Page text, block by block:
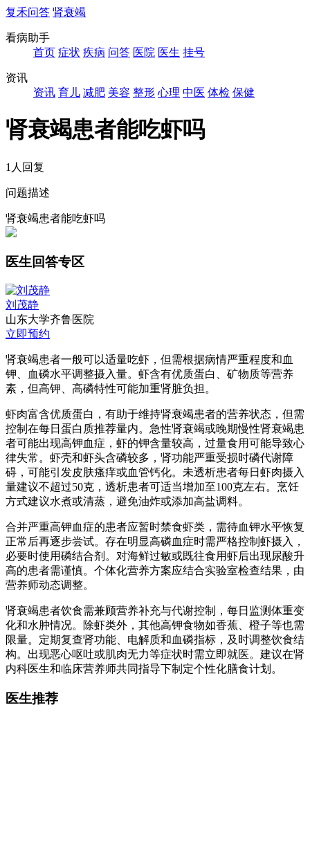
复禾问答 肾衰竭
看病助手
首页 症状 疾病 问答 医院 医生 挂号
资讯
资讯 育儿 减肥 美容 整形 心理 中医 体检 保健
肾衰竭患者能吃虾吗
1人回复
问题描述
肾衰竭患者能吃虾吗
医生回答专区
刘茂静
山东大学齐鲁医院
立即预约
肾衰竭患者一般可以适量吃虾，但需根据病情严重程度和血
钾、血磷水平调整摄入量。虾含有优质蛋白、矿物质等营养
素，但高钾、高磷特性可能加重肾脏负担。
虾肉富含优质蛋白，有助于维持肾衰竭患者的营养状态，但需
控制在每日蛋白质推荐量内。急性肾衰竭或晚期慢性肾衰竭患
者可能出现高钾血症，虾的钾含量较高，过量食用可能导致心
律失常。虾壳和虾头含磷较多，肾功能严重受损时磷代谢障
碍，可能引发皮肤瘙痒或血管钙化。未透析患者每日虾肉摄入
量建议不超过50克，透析患者可适当增加至100克左右。烹饪
方式建议水煮或清蒸，避免油炸或添加高盐调料。
合并严重高钾血症的患者应暂时禁食虾类，需待血钾水平恢复
正常后再逐步尝试。存在明显高磷血症时需严格控制虾摄入，
必要时使用磷结合剂。对海鲜过敏或既往食用虾后出现尿酸升
高的患者需谨慎。个体化营养方案应结合实验室检查结果，由
营养师动态调整。
肾衰竭患者饮食需兼顾营养补充与代谢控制，每日监测体重变
化和水肿情况。除虾类外，其他高钾食物如香蕉、橙子等也需
限量。定期复查肾功能、电解质和血磷指标，及时调整饮食结
构。出现恶心呕吐或肌肉无力等症状时需立即就医。建议在肾
内科医生和临床营养师共同指导下制定个性化膳食计划。
医生推荐